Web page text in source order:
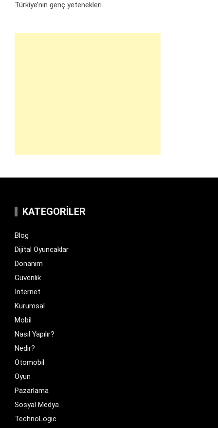
Türkiye’nin genç yetenekleri
KATEGORILER
Blog
Dijital Oyuncaklar
Donanim
Güvenlik
İnternet
Kurumsal
Mobil
Nasıl Yapılır?
Nedir?
Otomobil
Oyun
Pazarlama
Sosyal Medya
TechnoLogic